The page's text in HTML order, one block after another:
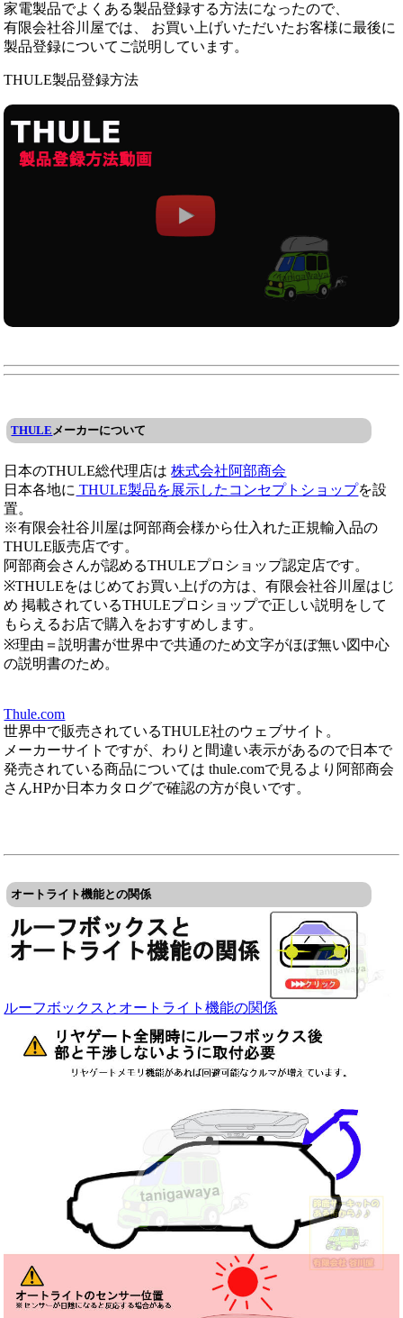
家電製品でよくある製品登録する方法になったので、
有限会社谷川屋では、 お買い上げいただいたお客様に最後に
製品登録についてご説明しています。
THULE製品登録方法
THULEメーカーについて
日本のTHULE総代理店は株式会社阿部商会
日本各地に THULE製品を展示したコンセプトショップを設
置。
※有限会社谷川屋は阿部商会様から仕入れた正規輸入品の
THULE販売店です。
阿部商会さんが認めるTHULEプロショップ認定店です。
※THULEをはじめてお買い上げの方は、有限会社谷川屋はじ
め 掲載されているTHULEプロショップで正しい説明をして
もらえるお店で購入をおすすめします。
※理由＝説明書が世界中で共通のため文字がほぼ無い図中心
の説明書のため。
Thule.com
世界中で販売されているTHULE社のウェブサイト。
メーカーサイトですが、わりと間違い表示があるので日本で
発売されている商品については thule.comで見るより阿部商会
さんHPか日本カタログで確認の方が良いです。
オートライト機能との関係
ルーフボックスとオートライト機能の関係